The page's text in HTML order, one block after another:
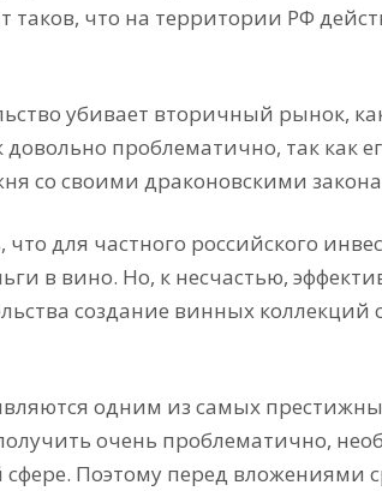
что на территории РФ
убивает вторичный рынок,
проблематично, так как
со своими драконовскими
для частного российского
в вино. Но, к несчастью,
создание винных коллекций
одним из самых
очень проблематично,
Поэтому перед вложениями